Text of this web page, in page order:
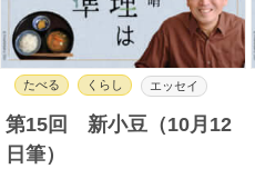
たべる くらし エッセイ
第15回 新小豆（10月12
日筆）